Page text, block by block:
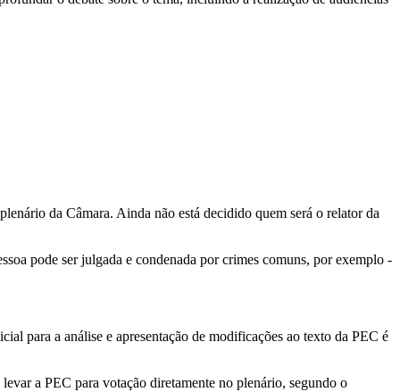
da Câmara. Ainda não está decidido quem será o relator da
pode ser julgada e condenada por crimes comuns, por exemplo -
para a análise e apresentação de modificações ao texto da PEC é
a PEC para votação diretamente no plenário, segundo o